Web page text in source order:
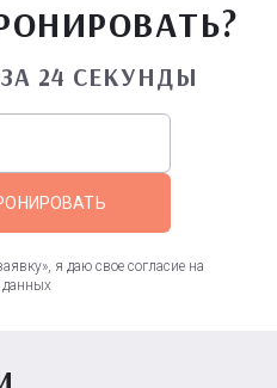
24 СЕКУНДЫ
я даю свое согласие на
данных